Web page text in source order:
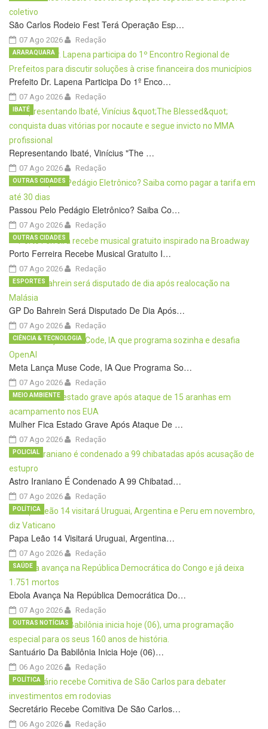
São Carlos Rodeio Fest Terá Operação Esp…
07 Ago 2026 Redação
Prefeito Dr. Lapena Participa Do 1º Enco…
07 Ago 2026
ARARAQUARA
Redação
Representando Ibaté, Vinícius "The …
07 Ago 2026
IBATÉ
Redação
Passou Pelo Pedágio Eletrônico? Saiba Co…
07 Ago 2026
OUTRAS CIDADES
Redação
Porto Ferreira Recebe Musical Gratuito I…
07 Ago 2026
OUTRAS CIDADES
Redação
GP Do Bahrein Será Disputado De Dia Após…
07 Ago 2026
ESPORTES
Redação
Meta Lança Muse Code, IA Que Programa So…
07 Ago 2026
CIÊNCIA & TECNOLOGIA
Redação
Mulher Fica Estado Grave Após Ataque De …
07 Ago 2026
MEIO AMBIENTE
Redação
Astro Iraniano É Condenado A 99 Chibatad…
07 Ago 2026
POLICIAL
Redação
Papa Leão 14 Visitará Uruguai, Argentina…
07 Ago 2026
POLÍTICA
Redação
Ebola Avança Na República Democrática Do…
07 Ago 2026
SAÚDE
Redação
Santuário Da Babilônia Inicia Hoje (06)…
06 Ago 2026
OUTRAS NOTÍCIAS
Redação
Secretário Recebe Comitiva De São Carlos…
06 Ago 2026
POLÍTICA
Redação